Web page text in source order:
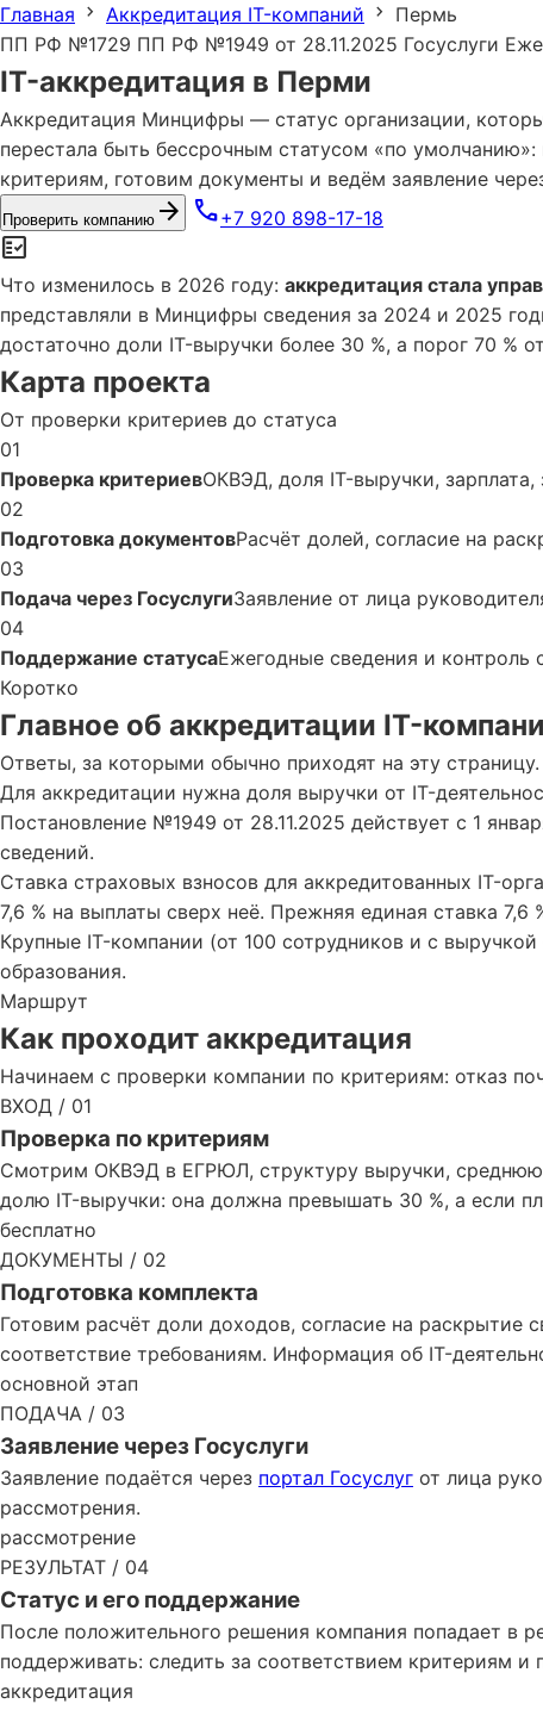
Главная chevron_right Аккредитация IT-компаний chevron_right Пермь
ПП РФ №1729 ПП РФ №1949 от 28.11.2025 Госуслуги
IT-аккредитация в Перми
Аккредитация Минцифры — статус организации,
перестала быть бессрочным статусом «по
критериям, готовим документы и ведём заявление
Проверить компанию arrow_forward phone+7 920 898-17-18
fact_check
Что изменилось в 2026 году: аккредитация стала
представляли в Минцифры сведения за 2024 и 2025
достаточно доли IT-выручки более 30 %, а порог 70
Карта проекта
От проверки критериев до статуса
01
Проверка критериевОКВЭД, доля IT-выручки, зарплата,
02
Подготовка документовРасчёт долей, согласие на
03
Подача через ГосуслугиЗаявление от лица
04
Поддержание статусаЕжегодные сведения и контроль
Коротко
Главное об аккредитации IT-
Ответы, за которыми обычно приходят на эту страницу.
Для аккредитации нужна доля выручки от IT-
Постановление №1949 от 28.11.2025 действует с 1
сведений.
Ставка страховых взносов для аккредитованных IT-
7,6 % на выплаты сверх неё. Прежняя единая ставка
Крупные IT-компании (от 100 сотрудников и с
образования.
Маршрут
Как проходит аккредитация
Начинаем с проверки компании по критериям: отказ
ВХОД / 01
Проверка по критериям
Смотрим ОКВЭД в ЕГРЮЛ, структуру выручки, среднюю
долю IT-выручки: она должна превышать 30 %, а если
бесплатно
ДОКУМЕНТЫ / 02
Подготовка комплекта
Готовим расчёт доли доходов, согласие на раскрытие
соответствие требованиям. Информация об IT-
основной этап
ПОДАЧА / 03
Заявление через Госуслуги
Заявление подаётся через портал Госуслуг от лица
рассмотрения.
рассмотрение
РЕЗУЛЬТАТ / 04
Статус и его поддержание
После положительного решения компания попадает в
поддерживать: следить за соответствием критериям и
аккредитация